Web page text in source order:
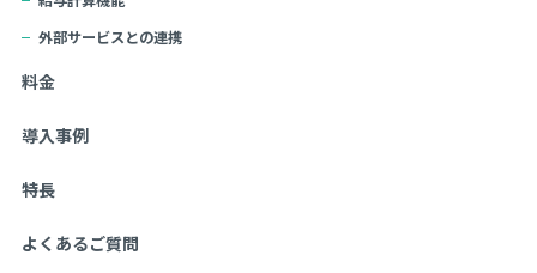
外部サービスとの連携
料金
導入事例
特長
よくあるご質問